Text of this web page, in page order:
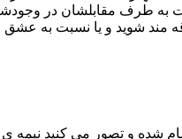
به طرف مقابلشان در
مند شوید و یا نسبت به
شده و تصور می کنید